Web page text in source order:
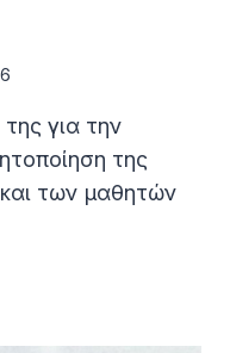
για την
της
και των μαθητών